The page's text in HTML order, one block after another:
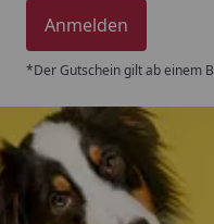
energieeffizient und
Fakten im Überblick
Geeignet für
Pumpenleistung: 500
Leistungsaufnahme:
Filtervolumen: 2,3
Anmelden
*Der Gutschein gilt ab einem